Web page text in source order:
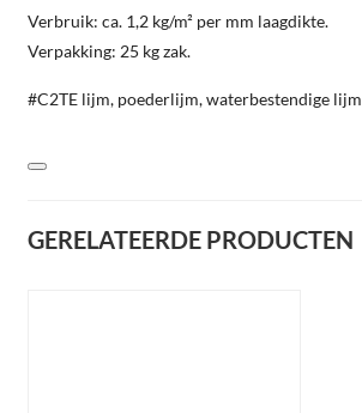
Verbruik: ca. 1,2 kg/m² per mm laagdikte.
Verpakking: 25 kg zak.
#C2TE lijm, poederlijm, waterbestendige lijm
GERELATEERDE PRODUCTEN